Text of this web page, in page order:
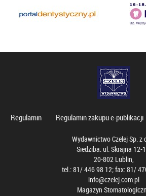
Regulamin Regulamin zakupu e-publikacji
Wydawnictwo Czelej Sp. z
Siedziba: ul. Skrajna 12-
20-802 Lublin,
tel.: 81/ 446 98 12; fax: 81/
info@czelej.com.pl
Magazyn